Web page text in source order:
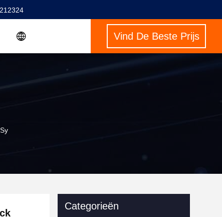
Vind De Beste Prijs
Categorieën